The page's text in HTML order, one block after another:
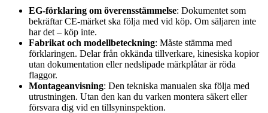
EG-förklaring om överensstämmelse: Dokumentet som
bekräftar CE-märket ska följa med vid köp. Om säljaren inte
har det – köp inte.
Fabrikat och modellbeteckning: Måste stämma med
förklaringen. Delar från okkända tillverkare, kinesiska kopior
utan dokumentation eller nedslipade märkplåtar är röda
flaggor.
Montageanvisning: Den tekniska manualen ska följa med
utrustningen. Utan den kan du varken montera säkert eller
försvara dig vid en tillsyninspektion.